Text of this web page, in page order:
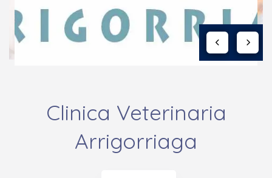
Clinica Veterinaria
Arrigorriaga